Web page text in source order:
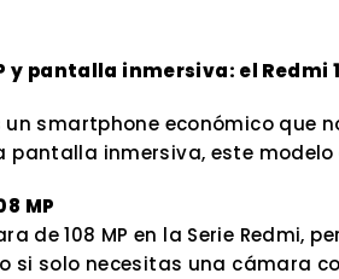
pantalla inmersiva: el Redmi
un smartphone económico
pantalla inmersiva, este
MP
de 108 MP en la Serie
solo necesitas una cámara